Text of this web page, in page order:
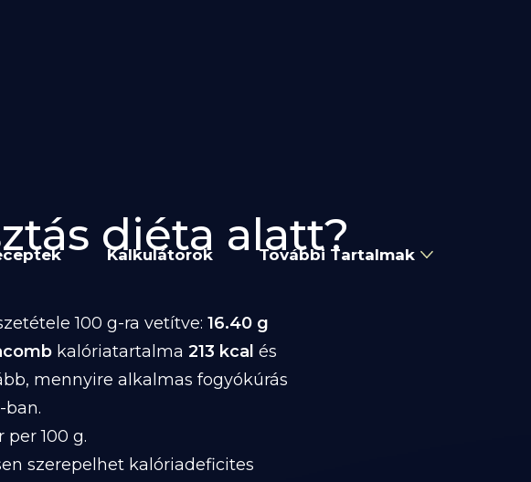
Kalkulátorok További Tartalmak
diéta alatt?
100 g-ra vetítve: 16.40 g
kalóriatartalma 213 kcal és
mennyire alkalmas fogyókúrás
ban.
per 100 g.
szerepelhet kalóriadeficites